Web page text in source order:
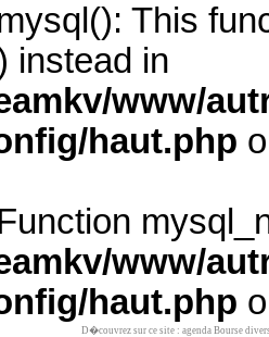
This
instead in
www/
haut.php
www/
haut.php
D�couvrez sur ce site : agenda Bourse